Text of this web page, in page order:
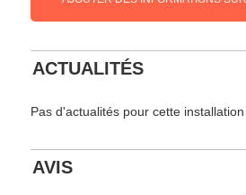
ACTUALITÉS
Pas d'actualités pour cette
AVIS